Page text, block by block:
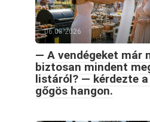
06.08.2026
— A vendégeket már
biztosan mindent
listáról? — kérdezte
gőgös hangon.